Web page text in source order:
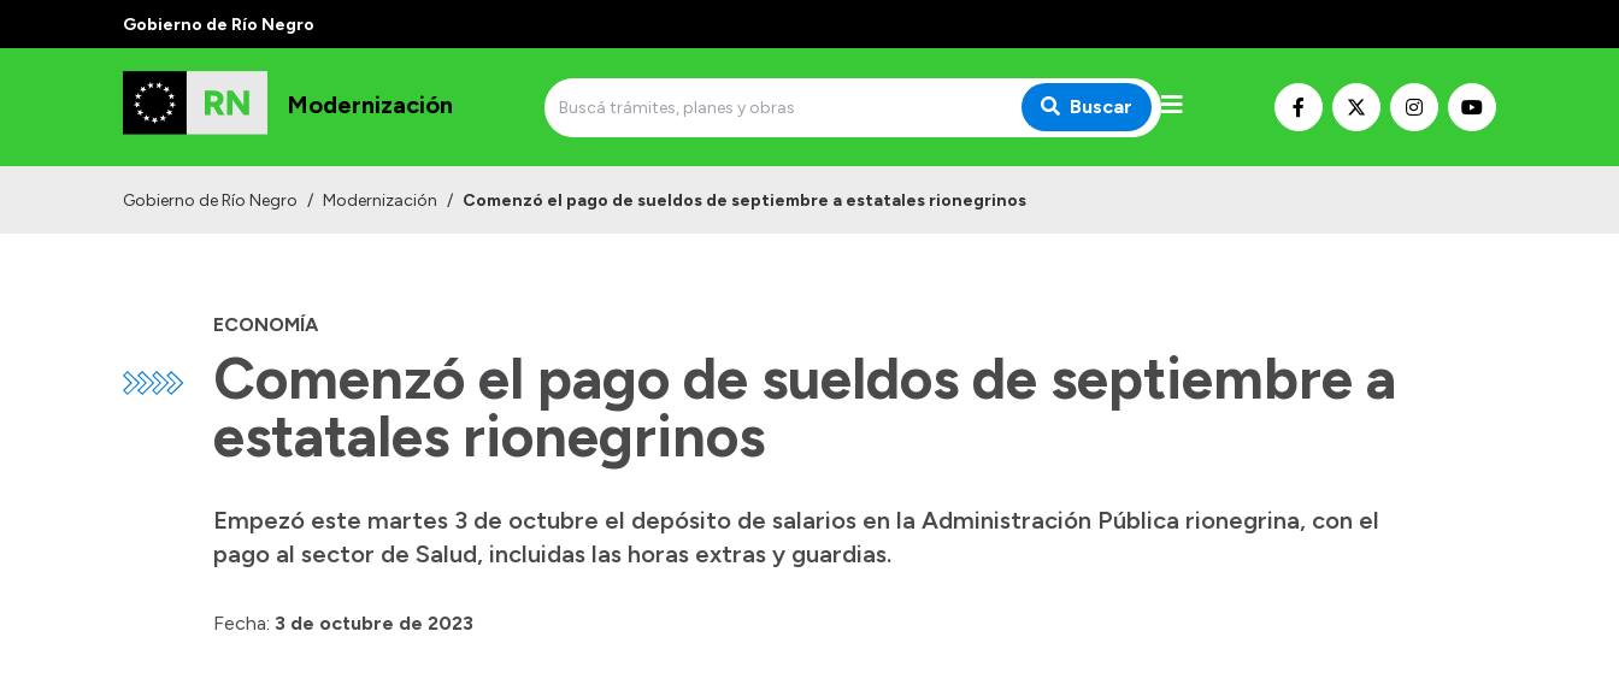
Gobierno de Río Negro
Modernización Buscar
Gobierno de Río Negro / Modernización / Comenzó el pago de sueldos de septiembre a estatales rionegrinos
ECONOMÍA
Comenzó el pago de sueldos de septiembre a
estatales rionegrinos
Empezó este martes 3 de octubre el depósito de salarios en la Administración Pública rionegrina, con el
pago al sector de Salud, incluidas las horas extras y guardias.
Fecha: 3 de octubre de 2023